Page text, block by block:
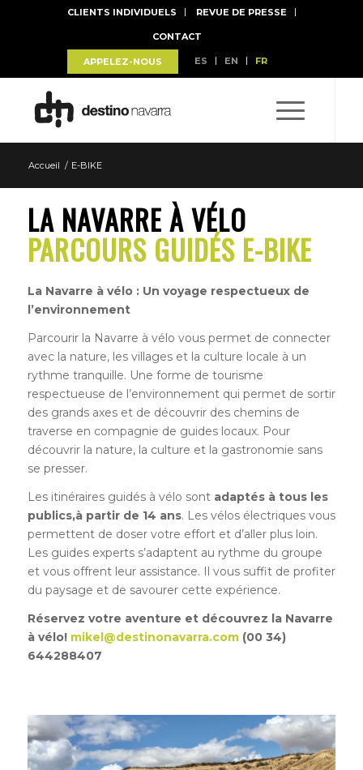
CLIENTS INDIVIDUELS REVUE DE PRESSE
CONTACT
APPELEZ-NOUS ES EN FR
Accueil / E-BIKE
LA NAVARRE À VÉLO
PARCOURS GUIDÉS E-BIKE
La Navarre à vélo : Un voyage respectueux de
l’environnement
Parcourir la Navarre à vélo vous permet de connecter
avec la nature, les villages et la culture locale à un
rythme tranquille. Une forme de tourisme
respectueuse de l’environnement qui permet de sortir
des grands axes et de découvrir des chemins de
traverse en compagnie de guides locaux. Pour
découvrir la nature, la culture et la gastronomie sans
se presser.
Les itinéraires guidés à vélo sont adaptés à tous les
publics,à partir de 14 ans. Les vélos électriques vous
permettent de doser votre effort et d’aller plus loin.
Les guides experts s’adaptent au rythme du groupe
et vous offrent leur assistance. Il vous suffit de profiter
du paysage et de savourer cette expérience.
Réservez votre aventure et découvrez la Navarre
à vélo! mikel@destinonavarra.com(00 34)
644288407